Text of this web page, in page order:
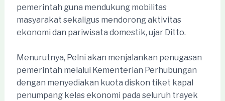
pemerintah guna mendukung mobilitas
masyarakat sekaligus mendorong aktivitas
ekonomi dan pariwisata domestik, ujar Ditto.
Menurutnya, Pelni akan menjalankan penugasan
pemerintah melalui Kementerian Perhubungan
dengan menyediakan kuota diskon tiket kapal
penumpang kelas ekonomi pada seluruh trayek